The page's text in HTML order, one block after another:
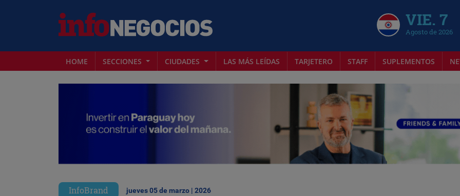
VIE. 7
Agosto de 2026
HOME SECCIONES CIUDADES LAS MÁS LEÍDAS TARJETERO STAFF SUPLEMENTOS
InfoBrand jueves 05 de marzo | 2026